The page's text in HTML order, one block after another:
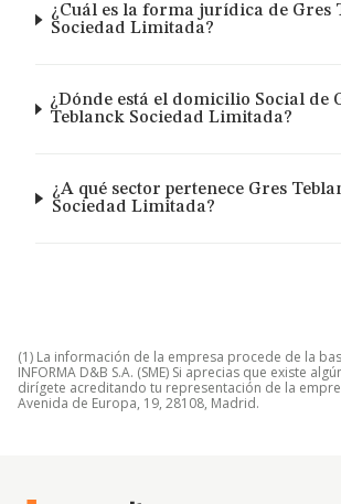
¿Cuál es la forma jurídica de Gres
Sociedad Limitada?
¿Dónde está el domicilio Social de
Teblanck Sociedad Limitada?
¿A qué sector pertenece Gres
Sociedad Limitada?
(1) La información de la empresa procede de la
INFORMA D&B S.A. (SME) Si aprecias que existe
dirígete acreditando tu representación de la
Avenida de Europa, 19, 28108, Madrid.